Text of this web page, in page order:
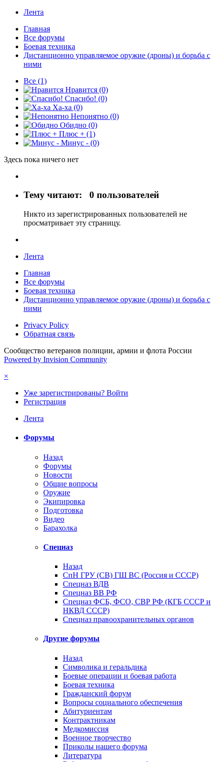
Лента
Главная
Все форумы
Боевая техника
Дистанционно управляемое оружие (дроны) и борьба с
ними
Все (1)
Нравится (0)
Спасибо! (0)
Ха-ха (0)
Непонятно (0)
Обидно (0)
Плюс + (1)
Минус - (0)
Здесь пока ничего нет
Тему читают: 0 пользователей
Никто из зарегистрированных пользователей не
просматривает эту страницу.
Лента
Главная
Все форумы
Боевая техника
Дистанционно управляемое оружие (дроны) и борьба с
ними
Privacy Policy
Обратная связь
Сообщество ветеранов полиции, армии и флота России
Powered by Invision Community
×
Уже зарегистрированы? Войти
Регистрация
Лента
Форумы
Назад
Форумы
Новости
Общие вопросы
Оружие
Экипировка
Подготовка
Видео
Барахолка
Спецназ
Назад
СпН ГРУ (СВ) ГШ ВС (Россия и СССР)
Спецназ ВДВ
Спецназ ВВ РФ
Спецназ ФСБ, ФСО, СВР РФ (КГБ СССР и
НКВД СССР)
Спецназ правоохранительных органов
Другие форумы
Назад
Символика и геральдика
Боевые операции и боевая работа
Боевая техника
Гражданский форум
Вопросы социального обеспечения
Абитуриентам
Контрактникам
Медкомиссия
Военное творчество
Приколы нашего форума
Литература